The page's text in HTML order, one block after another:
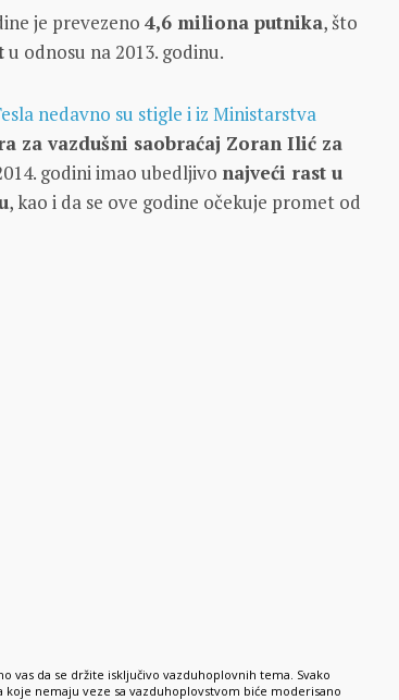
je prevezeno4,6 miliona putnika, što
u odnosu na 2013. godinu.
nedavno su stigle i iz Ministarstva
za vazdušni saobraćaj Zoran Ilić za
godini imao ubedljivo najveći rast u
, kao i da se ove godine očekuje promet od
vas da se držite isključivo vazduhoplovnih tema. Svako
nemaju veze sa vazduhoplovstvom biće moderisano